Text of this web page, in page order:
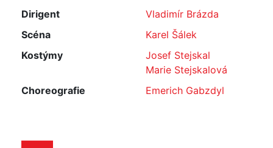
Dirigent
Vladimír Brázda
Scéna
Karel Šálek
Kostýmy
Josef Stejskal
Marie Stejskalová
Choreografie
Emerich Gabzdyl